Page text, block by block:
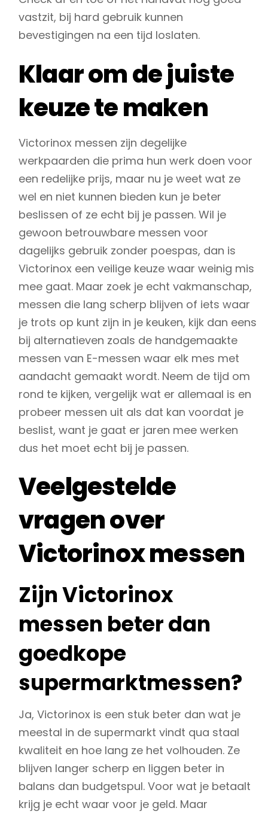
vastzit, bij hard gebruik kunnen
bevestigingen na een tijd loslaten.
Klaar om de juiste
keuze te maken
Victorinox messen zijn degelijke
werkpaarden die prima hun werk doen voor
een redelijke prijs, maar nu je weet wat ze
wel en niet kunnen bieden kun je beter
beslissen of ze echt bij je passen. Wil je
gewoon betrouwbare messen voor
dagelijks gebruik zonder poespas, dan is
Victorinox een veilige keuze waar weinig mis
mee gaat. Maar zoek je echt vakmanschap,
messen die lang scherp blijven of iets waar
je trots op kunt zijn in je keuken, kijk dan eens
bij alternatieven zoals de handgemaakte
messen van E-messen waar elk mes met
aandacht gemaakt wordt. Neem de tijd om
rond te kijken, vergelijk wat er allemaal is en
probeer messen uit als dat kan voordat je
beslist, want je gaat er jaren mee werken
dus het moet echt bij je passen.
Veelgestelde
vragen over
Victorinox messen
Zijn Victorinox
messen beter dan
goedkope
supermarktmessen?
Ja, Victorinox is een stuk beter dan wat je
meestal in de supermarkt vindt qua staal
kwaliteit en hoe lang ze het volhouden. Ze
blijven langer scherp en liggen beter in
balans dan budgetspul. Voor wat je betaalt
krijg je echt waar voor je geld. Maar